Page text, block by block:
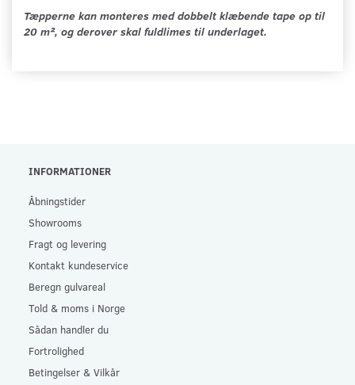
Tæpperne kan monteres med dobbelt klæbende tape op til
20 m², og derover skal fuldlimes til underlaget.
INFORMATIONER
Åbningstider
Showrooms
Fragt og levering
Kontakt kundeservice
Beregn gulvareal
Told & moms i Norge
Sådan handler du
Fortrolighed
Betingelser & Vilkår